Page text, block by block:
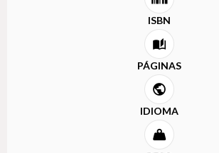
ISBN
PÁGINAS
IDIOMA